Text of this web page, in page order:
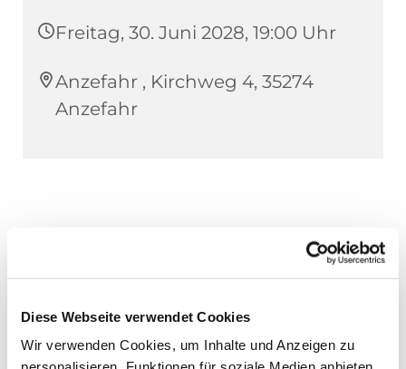
Diese Webseite verwendet Cookies
Wir verwenden Cookies, um Inhalte und Anzeigen zu
Freitag, 30. Juni 2028, 19:00 Uhr
Anzefahr , Kirchweg 4, 35274
Anzefahr